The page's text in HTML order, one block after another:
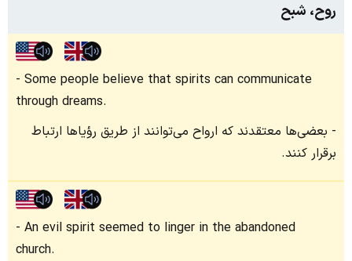
روح، شبح
Some people believe that spirits can communicate
through dreams.
بعضی‌ها معتقدند که ارواح می‌توانند از طریق رؤیاها ارتباط
برقرار کنند.
An evil spirit seemed to linger in the abandoned
church.